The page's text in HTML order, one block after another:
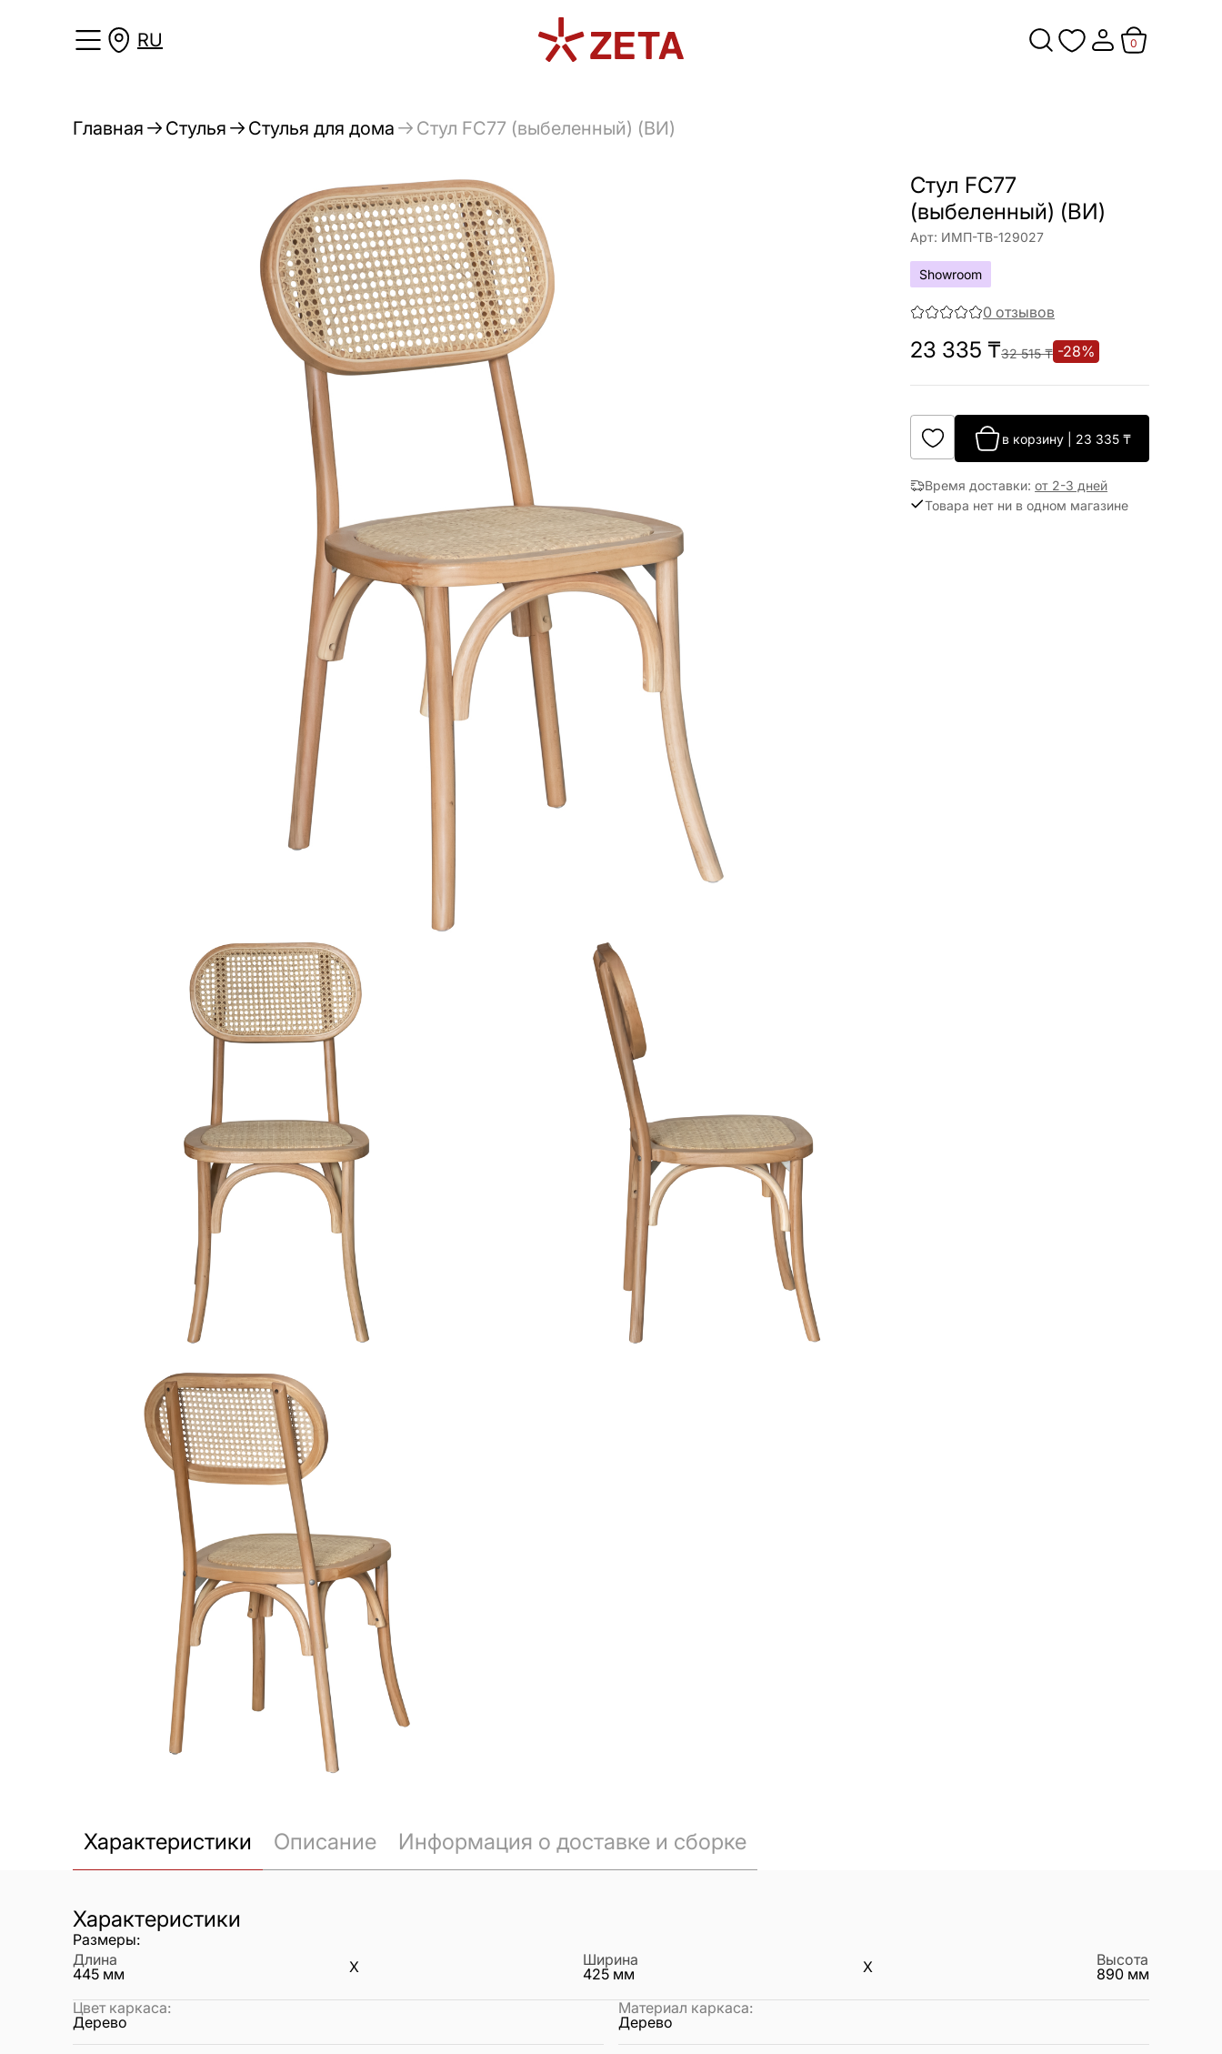
RU 0
Главная Стулья Стулья для дома Стул FC77 (выбеленный) (ВИ)
Стул FC77
(выбеленный) (ВИ)
Арт: ИМП-ТВ-129027
Showroom
0 отзывов
23 335 ₸32 515₸ -28%
в корзину 23 335 ₸
Время доставки:от 2-3 дней
Товара нет ни в одном магазине
Характеристики Описание Информация о доставке и сборке
Характеристики
Размеры:
Длина
445 мм X
Ширина
425 мм X
Высота
890 мм
Цвет каркаса:
Дерево
Материал каркаса:
Дерево